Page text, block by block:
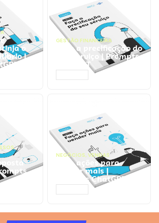
o
|
GESTÃO FINANCEIRA
Faça a precificação do
seu serviço | Prompts
ChatGPT
NEGÓCIOS, VENDAS
Faça ações para
vender mais |
Prompts ChatGPT